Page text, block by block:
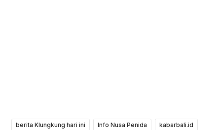
berita Klungkung hari ini Info Nusa Penida kabarbali.id